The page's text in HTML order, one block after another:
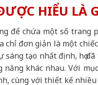
HIỂU LÀ
để chứa một số
chỉ đơn giản là một
sáng tạo nhất định, họ
khác nhau. Với
cùng với thiết kế